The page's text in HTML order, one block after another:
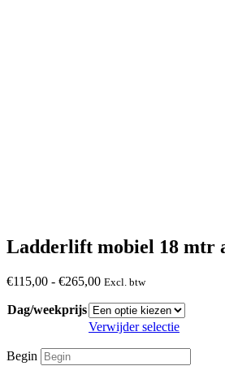
Ladderlift mobiel 18 mtr
€115,00 - €265,00Prijsklasse:
tot
€265,00
Excl. btw
Dag/weekprijs
Verwijder selectie
Begin